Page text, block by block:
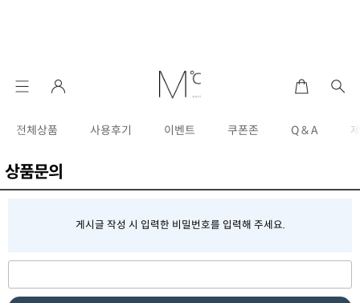
전체상품 사용후기 이벤트 쿠폰존 Q & A
상품문의
게시글 작성 시 입력한 비밀번호를 입력해 주세요.